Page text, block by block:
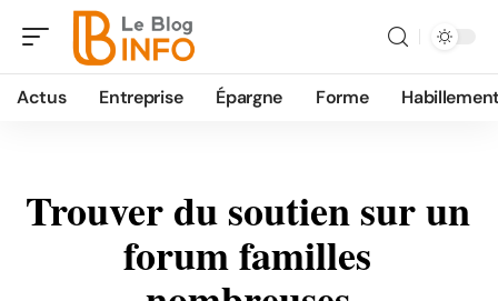
Actus Entreprise Épargne Forme
Trouver du soutien sur un
forum familles